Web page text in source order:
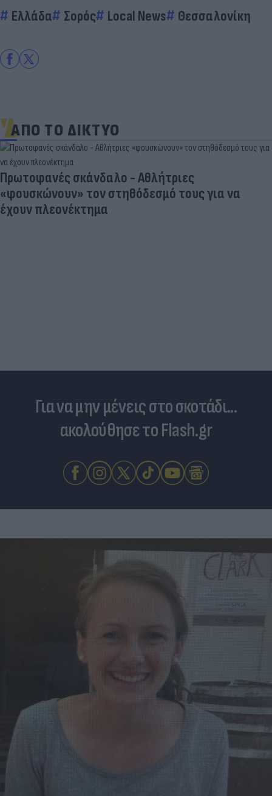
Ελλάδα Σορός Local News Θεσσαλονίκη
ΑΠΟ ΤΟ ΔΙΚΤΥΟ
«Στην pole position για Κωνσταντέλια η
Ντόρτμουντ»
Για να μην μένεις στο σκοτάδι...
ακολούθησε το Flash.gr